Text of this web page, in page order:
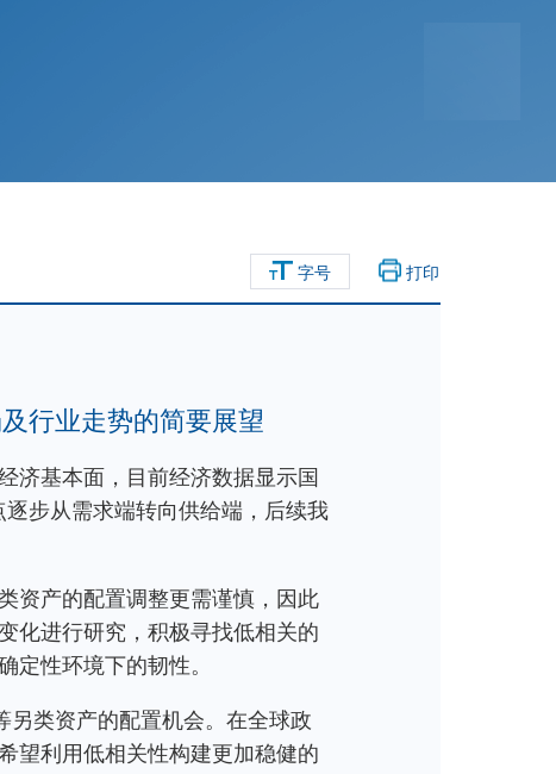
字号 打印
行业走势的简要展望
济基本面，目前经济数据显示国
步从需求端转向供给端，后续我
资产的配置调整更需谨慎，因此
化进行研究，积极寻找低相关的
定性环境下的韧性。
另类资产的配置机会。在全球政
望利用低相关性构建更加稳健的